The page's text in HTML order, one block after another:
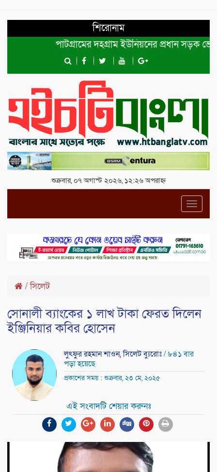
শিরোনাম
পাটগ্রামের দহগ্রাম ইউনিয়নের প্রধান সড়ক ভেঙ্গে
শুক্রবার, ০৭ অগাস্ট ২০২৬, ১২:২৬ অপরাহ্ন
/সিলেট
সোনালী ব্যাংকের ১ লাখ টাকা ফেরত দিলেন
ইঞ্জিনিয়ার কবির হোসেন
লুৎফুর রহমান শাওন, সিলেট ব্যুরোঃ/ ৮৪১ বার
পড়া হয়েছে
প্রকাশের সময় : শুক্রবার, ২৩ মে, ২০২৫
এই সংবাদটি শেয়ার করুনঃ